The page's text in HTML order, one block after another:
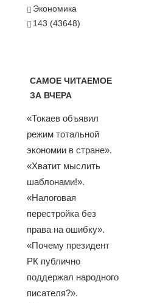
Экономика
143 (43648)
САМОЕ ЧИТАЕМОЕ
ЗА ВЧЕРА
«Токаев объявил
режим тотальной
экономии в стране».
«Хватит мыслить
шаблонами!».
«Налоговая
перестройка без
права на ошибку».
«Почему президент
РК публично
поддержал народного
писателя?».